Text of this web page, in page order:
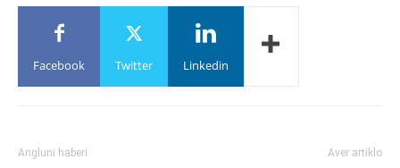
Facebook Twitter Linkedin
Angluni haberi Aver artiklo